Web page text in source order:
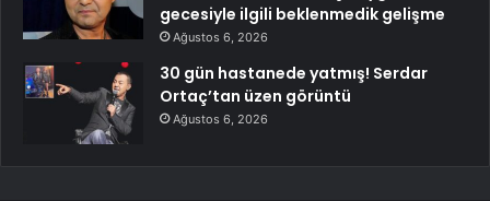
gecesiyle ilgili beklenmedik gelişme
Ağustos 6, 2026
30 gün hastanede yatmış! Serdar
Ortaç’tan üzen görüntü
Ağustos 6, 2026